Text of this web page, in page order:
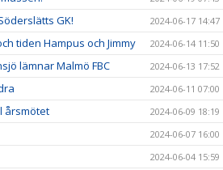
GK! 2024-06-17 14:47
tiden Hampus och Jimmy 2024-06-14 11:50
lämnar Malmö FBC 2024-06-13 17:52
2024-06-11 07:00
årsmötet 2024-06-09 18:19
2024-06-07 16:00
2024-06-04 15:59